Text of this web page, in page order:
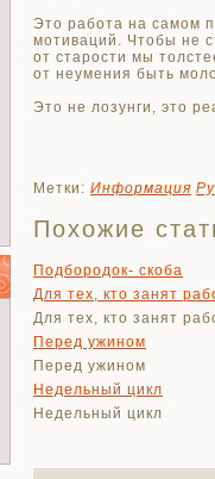
Это работа на самом
мотиваций. Чтобы не
от старости мы
от неумения быть
Это не лозунги, это
Метки: Информация
Похожие
Подбородок- скоба
Для тех, кто занят
Для тех, кто занят
Перед ужином
Перед ужином
Недельный цикл
Недельный цикл